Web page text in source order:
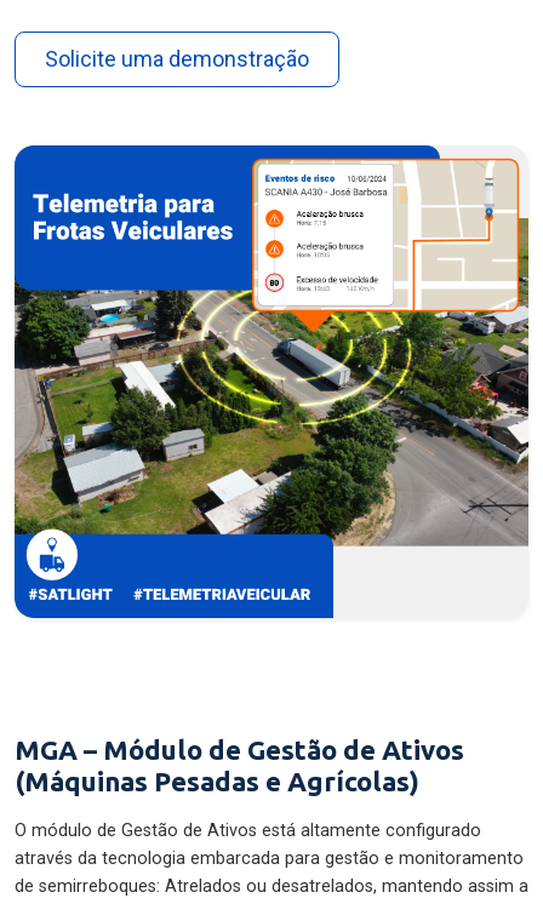
Solicite uma demonstração
MGA – Módulo de Gestão de Ativos
(Máquinas Pesadas e Agrícolas)
O módulo de Gestão de Ativos está altamente configurado
através da tecnologia embarcada para gestão e monitoramento
de semirreboques: Atrelados ou desatrelados, mantendo assim a